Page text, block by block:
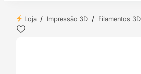
Loja / Impressão 3D / Filamentos 3D